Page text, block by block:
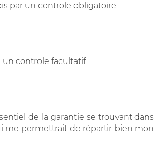
par un controle obligatoire
un controle facultatif
de la garantie se trouvant dans
me permettrait de répartir bien mon